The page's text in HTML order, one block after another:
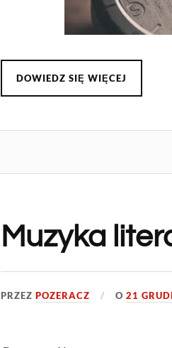
DOWIEDZ SIĘ WIĘCEJ
Muzyka
PRZEZPOZERACZ O21